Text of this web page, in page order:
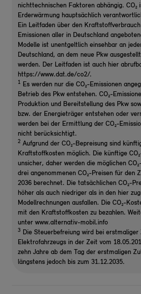
nichttechnischen Faktoren abhängig. CO₂
Erderwärmung hauptsächlich
Ein Leitfaden über den Kraftstoffverbrauch
Emissionen aller in Deutschland
Modelle ist unentgeltlich einsehbar an
Deutschland, an dem neue Pkw
werden. Der Leitfaden ist auch hier
https://www.dat.de/co2/.
1 Es werden nur die CO₂-Emissionen
Betrieb des Pkw entstehen. CO₂-
Produktion und Bereitstellung des Pkw
bzw. der Energieträger entstehen oder
werden bei der Ermittlung der CO₂-
nicht berücksichtigt.
2 Aufgrund der CO₂-Bepreisung sind
Kraftstoffkosten möglich. Die künftige
unsicher, daher werden die möglichen
drei angenommenen CO₂-Preisen für den
2036 berechnet. Die tatsächlichen CO₂-
höher als auch niedriger als in den hier
Modellrechnungen ausfallen. Die CO₂-
mit den Kraftstoffkosten zu bezahlen.
unter www.alternativ-mobil.info
3 Die Steuerbefreiung wird bei erstmaliger
Elektrofahrzeugs in der Zeit vom
zehn Jahre ab dem Tag der erstmaligen
längstens jedoch bis zum 31.12.2035.